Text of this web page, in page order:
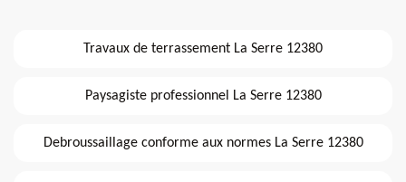
Travaux de terrassement La Serre 12380
Paysagiste professionnel La Serre 12380
Debroussaillage conforme aux normes La Serre 12380